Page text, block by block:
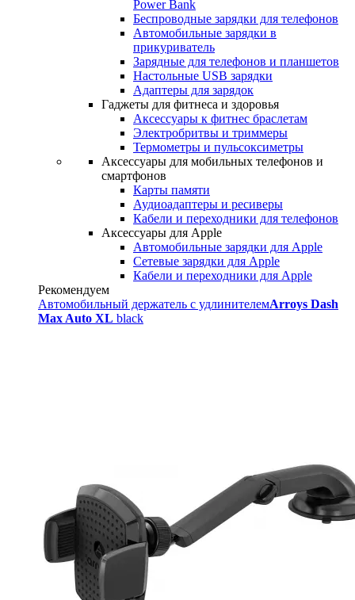
Power Bank
Беспроводные зарядки для телефонов
Автомобильные зарядки в
прикуриватель
Зарядные для телефонов и планшетов
Настольные USB зарядки
Адаптеры для зарядок
Гаджеты для фитнеса и здоровья
Аксессуары к фитнес браслетам
Электробритвы и триммеры
Термометры и пульсоксиметры
Аксессуары для мобильных телефонов и
смартфонов
Карты памяти
Аудиоадаптеры и ресиверы
Кабели и переходники для телефонов
Аксессуары для Apple
Автомобильные зарядки для Apple
Сетевые зарядки для Apple
Кабели и переходники для Apple
Рекомендуем
Автомобильный держатель с удлинителемArroys Dash
Max Auto XL black